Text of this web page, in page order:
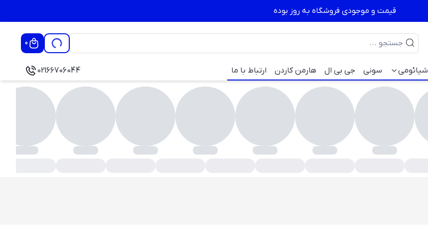
قیمت و موجودی فروشگاه به روز بوده
0
شیائومی سونی جی بی ال هارمن کاردن ارتباط با ما 02166706044